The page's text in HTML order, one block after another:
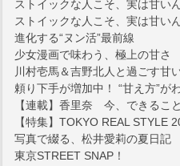
ストイックな人こそ、実は甘
ストイックな人こそ、実は甘い
進化する“ヌン活”最前線
少女漫画で味わう、極上の甘さ
川村壱馬＆吉野北人と過ごす甘
頼り下手が増加中！ “甘え方”が
【連載】香里奈 今、できること
【特集】TOKYO REAL STYLE
写真で綴る、松井愛莉の夏日記
東京STREET SNAP！